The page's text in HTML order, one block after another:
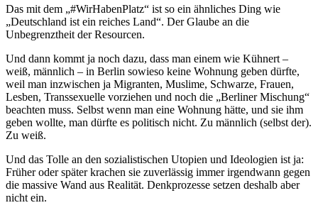
Das mit dem „#WirHabenPlatz“ ist so ein ähnliches Ding wie
„Deutschland ist ein reiches Land“. Der Glaube an die
Unbegrenztheit der Resourcen.
Und dann kommt ja noch dazu, dass man einem wie Kühnert –
weiß, männlich – in Berlin sowieso keine Wohnung geben dürfte,
weil man inzwischen ja Migranten, Muslime, Schwarze, Frauen,
Lesben, Transsexuelle vorziehen und noch die „Berliner Mischung“
beachten muss. Selbst wenn man eine Wohnung hätte, und sie ihm
geben wollte, man dürfte es politisch nicht. Zu männlich (selbst der).
Zu weiß.
Und das Tolle an den sozialistischen Utopien und Ideologien ist ja:
Früher oder später krachen sie zuverlässig immer irgendwann gegen
die massive Wand aus Realität. Denkprozesse setzen deshalb aber
nicht ein.